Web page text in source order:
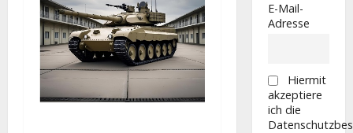
E-Mail-
Adresse
Hiermit
akzeptiere
ich die